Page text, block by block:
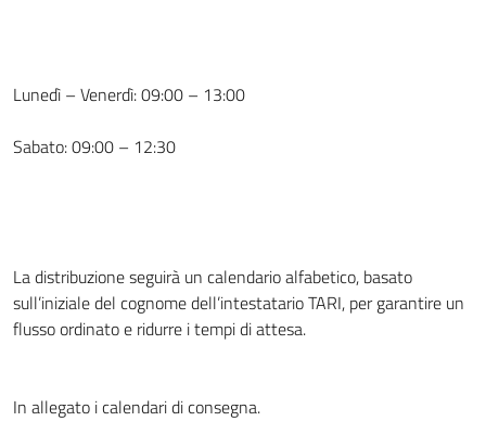
Lunedì – Venerdì: 09:00 – 13:00
Sabato: 09:00 – 12:30
La distribuzione seguirà un calendario alfabetico, basato
sull’iniziale del cognome dell’intestatario TARI, per garantire un
flusso ordinato e ridurre i tempi di attesa.
In allegato i calendari di consegna.